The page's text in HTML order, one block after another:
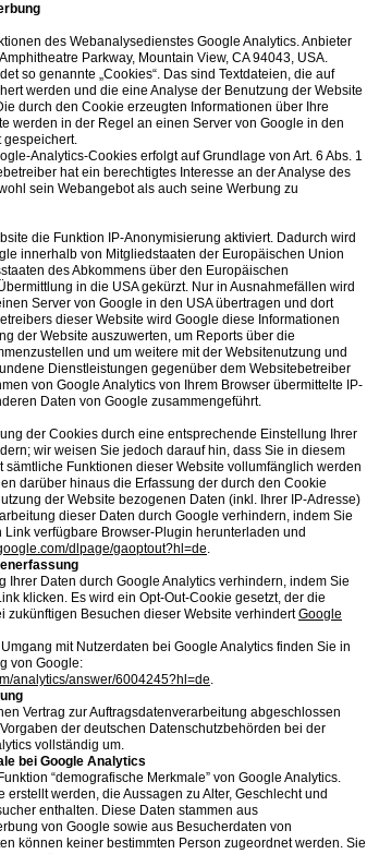
des Webanalysedienstes Google Analytics. Anbieter
Parkway, Mountain View, CA 94043, USA.
so genannte „Cookies“. Das sind Textdateien, die auf
werden und die eine Analyse der Benutzung der Website
durch den Cookie erzeugten Informationen über Ihre
werden in der Regel an einen Server von Google in den
gespeichert.
Analytics-Cookies erfolgt auf Grundlage von Art. 6 Abs. 1
hat ein berechtigtes Interesse an der Analyse des
sein Webangebot als auch seine Werbung zu
die Funktion IP-Anonymisierung aktiviert. Dadurch wird
innerhalb von Mitgliedstaaten der Europäischen Union
des Abkommens über den Europäischen
in die USA gekürzt. Nur in Ausnahmefällen wird
Server von Google in den USA übertragen und dort
dieser Website wird Google diese Informationen
der Website auszuwerten, um Reports über die
und um weitere mit der Websitenutzung und
Dienstleistungen gegenüber dem Websitebetreiber
von Google Analytics von Ihrem Browser übermittelte IP-
Daten von Google zusammengeführt.
der Cookies durch eine entsprechende Einstellung Ihrer
wir weisen Sie jedoch darauf hin, dass Sie in diesem
sämtliche Funktionen dieser Website vollumfänglich werden
darüber hinaus die Erfassung der durch den Cookie
der Website bezogenen Daten (inkl. Ihrer IP-Adresse)
dieser Daten durch Google verhindern, indem Sie
verfügbare Browser-Plugin herunterladen und
dlpage/gaoptout?hl=de.
Ihrer Daten durch Google Analytics verhindern, indem Sie
klicken. Es wird ein Opt-Out-Cookie gesetzt, der die
zukünftigen Besuchen dieser Website verhindertGoogle
mit Nutzerdaten bei Google Analytics finden Sie in
von Google:
analytics/answer/6004245?hl=de.
Vertrag zur Auftragsdatenverarbeitung abgeschlossen
der deutschen Datenschutzbehörden bei der
vollständig um.
bei Google Analytics
“demografische Merkmale” von Google Analytics.
erstellt werden, die Aussagen zu Alter, Geschlecht und
enthalten. Diese Daten stammen aus
von Google sowie aus Besucherdaten von
können keiner bestimmten Person zugeordnet werden. Sie